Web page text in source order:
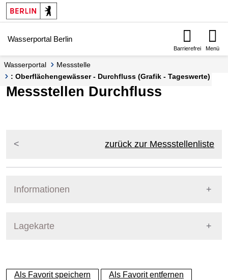
Springe zur Navigation
Springe zum Inhalt
Wasserportal Berlin
Barrierefrei Menü
Wasserportal
Messstelle
: Oberflächengewässer - Durchfluss (Grafik - Tageswerte)
Messstellen Durchfluss
zurück zur Messstellenliste
Informationen
Lagekarte
+
Als Favorit speichern Als Favorit entfernen